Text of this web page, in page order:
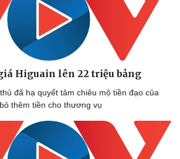
Higuain lên 22 triệu bảng
đã hạ quyết tâm chiêu mộ tiền đạo của
thêm tiền cho thương vụ